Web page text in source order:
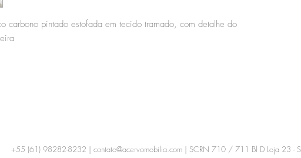
carbono pintado estofada em tecido tramado, com detalhe do
+55 (61) 98282-8232 | contato@acervomobilia.com| SCRN 710 / 711 Bl D Loja 23 -